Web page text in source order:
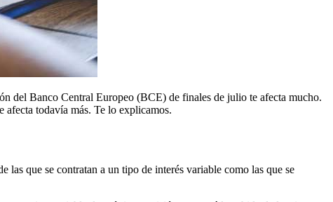
del Banco Central Europeo (BCE) de finales de julio te afecta mucho.
afecta todavía más. Te lo explicamos.
las que se contratan a un tipo de interés variable como las que se